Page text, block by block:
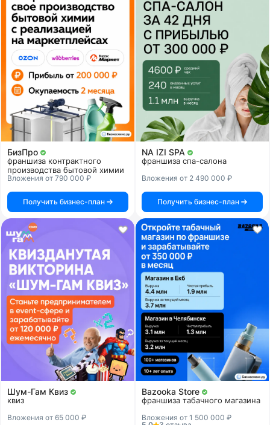
БизПро
франшиза контрактного
производства бытовой химии
Вложения от 790 000 ₽
Получить бизнес-план
NA IZI SPA
франшиза спа-салона
Вложения от 2 490 000 ₽
Получить бизнес-план
Шум-Гам Квиз
квиз
Вложения от 65 000 ₽
Bazooka Store
франшиза табачного магазина
Вложения от 1 500 000 ₽